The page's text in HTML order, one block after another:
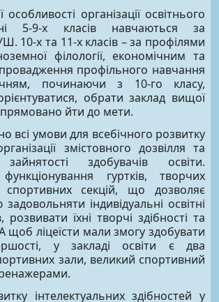
організації освітнього
5-9-х класів навчаються за
10-х та 11-х класів – за профілями
філології, економічним та
профільного навчання
починаючи з 10-го класу,
обрати заклад вищої
йти до мети.
всі умови для всебічного розвитку
змістовного дозвілля та
зайнятості здобувачів освіти.
гуртків, творчих
секцій, що дозволяє
індивідуальні освітні
розвивати їхні творчі здібності та
щоб ліцеїсти мали змогу здобувати
у закладі освіти є два
зали, великий спортивний
інтелектуальних здібностей у